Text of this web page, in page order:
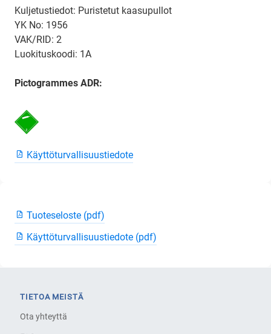
Kuljetustiedot: Puristetut kaasupullot
YK No: 1956
VAK/RID: 2
Luokituskoodi: 1A
Pictogrammes ADR:
Käyttöturvallisuustiedote
Tuoteseloste (pdf)
Käyttöturvallisuustiedote (pdf)
TIETOA MEISTÄ
Ota yhteyttä